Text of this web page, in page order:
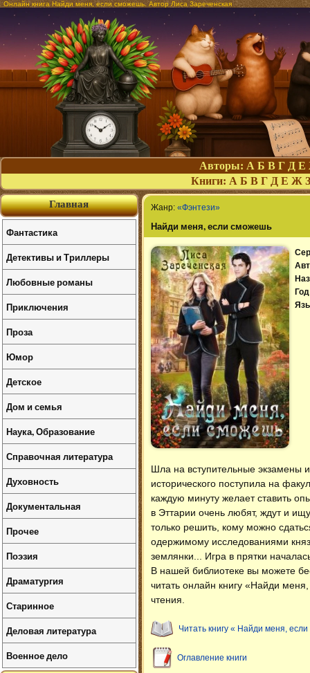
Онлайн книга Найди меня, если сможешь. Автор Лиса Зареченская
Авторы: А Б В Г Д Е
Книги: А Б В Г Д Е Ж З
Жанр: «Фэнтези»
Найди меня, если сможешь
Шла на вступительные экзамены
исторического поступила на
каждую минуту желает ставить
в Эттарии очень любят, ждут и
только решить, кому можно
одержимому исследованиями
землянки... Игра в прятки
В нашей библиотеке вы можете
читать онлайн книгу «Найди
чтения.
Читать книгу « Найди меня,
Оглавление книги
Главная
Фантастика
Детективы и Триллеры
Любовные романы
Приключения
Проза
Юмор
Детское
Дом и семья
Наука, Образование
Справочная литература
Духовность
Документальная
Прочее
Поэзия
Драматургия
Старинное
Деловая литература
Военное дело